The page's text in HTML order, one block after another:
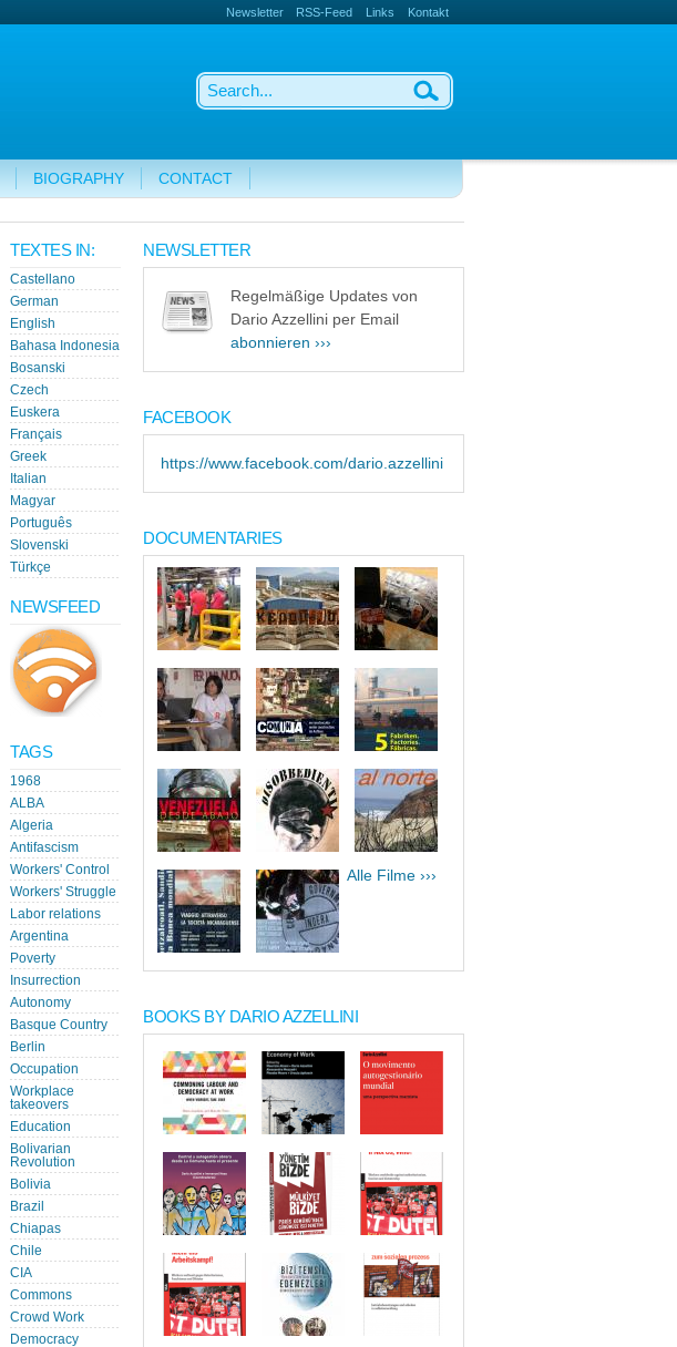
Newsletter RSS-Feed Links Kontakt
BIOGRAPHY CONTACT
TEXTES IN:
Castellano
German
English
Bahasa Indonesia
Bosanski
Czech
Euskera
Français
Greek
Italian
Magyar
Português
Slovenski
Türkçe
NEWSFEED
TAGS
1968
ALBA
Algeria
Antifascism
Workers' Control
Workers' Struggle
Labor relations
Argentina
Poverty
Insurrection
Autonomy
Basque Country
Berlin
Occupation
Workplace
takeovers
Education
Bolivarian
Revolution
Bolivia
Brazil
Chiapas
Chile
CIA
Commons
Crowd Work
Democracy
NEWSLETTER
Regelmäßige Updates von
Dario Azzellini per Email
abonnieren ›››
FACEBOOK
https://www.facebook.com/dario.azzellini
DOCUMENTARIES
Alle Filme ›››
BOOKS BY DARIO AZZELLINI